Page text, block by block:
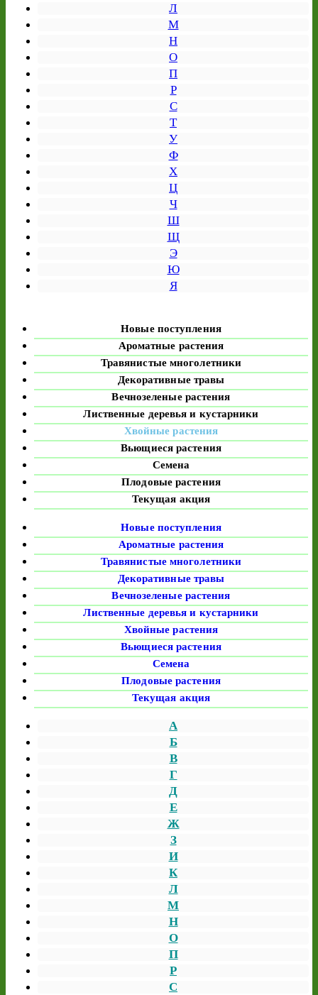
Л
М
Н
О
П
Р
С
Т
У
Ф
Х
Ц
Ч
Ш
Щ
Э
Ю
Я
Новые поступления
Ароматные растения
Травянистые многолетники
Декоративные травы
Вечнозеленые растения
Лиственные деревья и кустарники
Хвойные растения
Вьющиеся растения
Семена
Плодовые растения
Текущая акция
Новые поступления
Ароматные растения
Травянистые многолетники
Декоративные травы
Вечнозеленые растения
Лиственные деревья и кустарники
Хвойные растения
Вьющиеся растения
Семена
Плодовые растения
Текущая акция
А
Б
В
Г
Д
Е
Ж
З
И
К
Л
М
Н
О
П
Р
С